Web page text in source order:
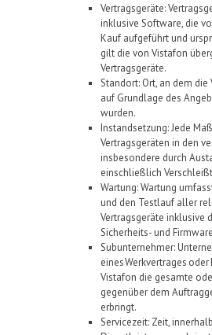
Vertragsgeräte:
inklusive Software, die
Kauf aufgeführtund
gilt die von Vistafon
Vertragsgeräte.
Standort: Ort, an dem
auf Grundlage des
wurden.
Instandsetzung:Jede
Vertragsgeräten in den
insbesondere durch
einschließlich
Wartung:Wartung
und den Testlauf aller
Vertragsgeräte inklusive
Sicherheits- und
Subunternehmer:
einesWerkvertrages oder
Vistafon die gesamte
gegenüber dem
erbringt.
Servicezeit: Zeit,